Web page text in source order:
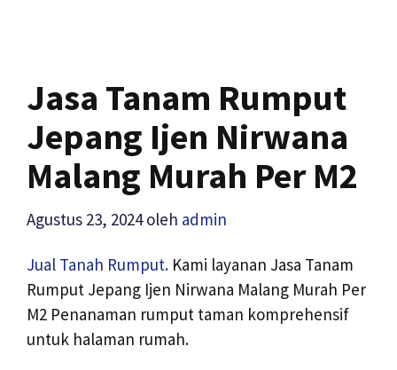
Jasa Tanam Rumput
Jepang Ijen Nirwana
Malang Murah Per M2
Agustus 23, 2024 oleh admin
Jual Tanah Rumput. Kami layanan Jasa Tanam
Rumput Jepang Ijen Nirwana Malang Murah Per
M2 Penanaman rumput taman komprehensif
untuk halaman rumah.